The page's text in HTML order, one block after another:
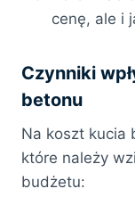
cenę, ale i
Czynniki
betonu
Na koszt kucia
które należy
budżetu: